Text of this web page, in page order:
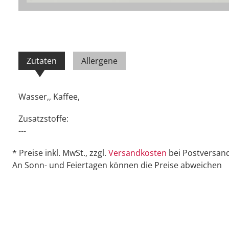
Zutaten Allergene
Wasser,, Kaffee,
Zusatzstoffe:
---
* Preise inkl. MwSt., zzgl. Versandkosten bei
An Sonn- und Feiertagen können die Preise abweichen